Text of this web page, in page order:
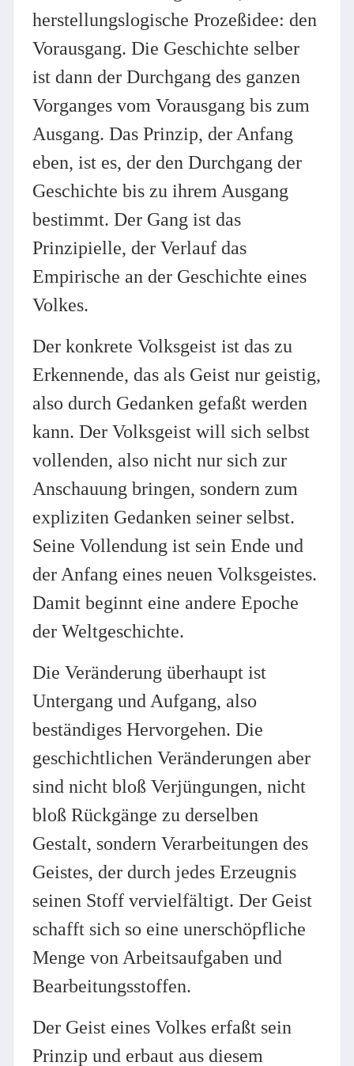
herstellungslogische Prozeßidee: den
Vorausgang. Die Geschichte selber
ist dann der Durchgang des ganzen
Vorganges vom Vorausgang bis zum
Ausgang. Das Prinzip, der Anfang
eben, ist es, der den Durchgang der
Geschichte bis zu ihrem Ausgang
bestimmt. Der Gang ist das
Prinzipielle, der Verlauf das
Empirische an der Geschichte eines
Volkes.
Der konkrete Volksgeist ist das zu
Erkennende, das als Geist nur geistig,
also durch Gedanken gefaßt werden
kann. Der Volksgeist will sich selbst
vollenden, also nicht nur sich zur
Anschauung bringen, sondern zum
expliziten Gedanken seiner selbst.
Seine Vollendung ist sein Ende und
der Anfang eines neuen Volksgeistes.
Damit beginnt eine andere Epoche
der Weltgeschichte.
Die Veränderung überhaupt ist
Untergang und Aufgang, also
beständiges Hervorgehen. Die
geschichtlichen Veränderungen aber
sind nicht bloß Verjüngungen, nicht
bloß Rückgänge zu derselben
Gestalt, sondern Verarbeitungen des
Geistes, der durch jedes Erzeugnis
seinen Stoff vervielfältigt. Der Geist
schafft sich so eine unerschöpfliche
Menge von Arbeitsaufgaben und
Bearbeitungsstoffen.
Der Geist eines Volkes erfaßt sein
Prinzip und erbaut aus diesem